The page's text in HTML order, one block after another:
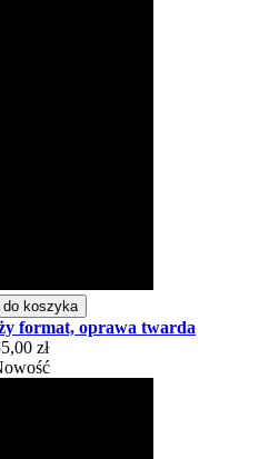
do koszyka
format, oprawa twarda
zł